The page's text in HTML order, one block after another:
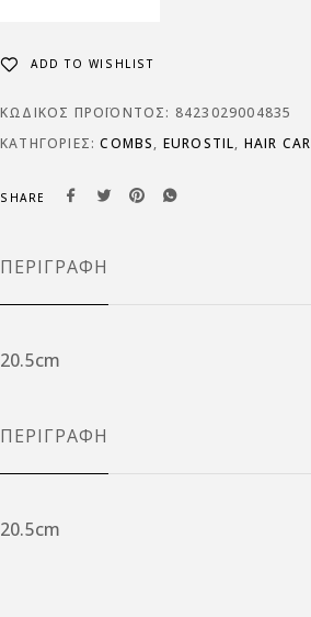
ADD TO WISHLIST
ΚΩΔΙΚΌΣ ΠΡΟΪΌΝΤΟΣ: 8423029004835
ΚΑΤΗΓΟΡΊΕΣ:COMBS, EUROSTIL, HAIR
SHARE
ΠΕΡΙΓΡΑΦΉ
20.5cm
ΠΕΡΙΓΡΑΦΉ
20.5cm